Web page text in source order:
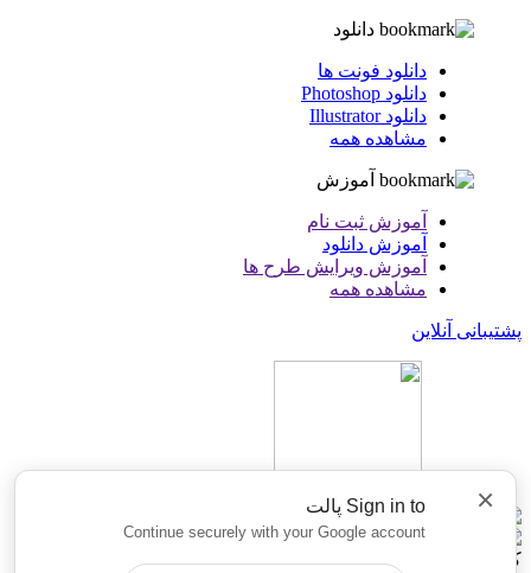
دانلود
دانلود فونت ها
دانلود Photoshop
دانلود Illustrator
مشاهده همه
آموزش
آموزش ثبت نام
آموزش دانلود
آموزش ویرایش طرح ها
مشاهده همه
پشتیبانی آنلاین
کلیه حقوق این سایت نزد پالت محفوظ میباشد و هرگونه کپی
× Sign in to پالت
Continue securely with your Google account